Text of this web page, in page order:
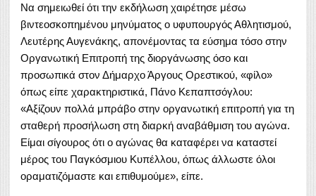
Να σημειωθεί ότι την εκδήλωση χαιρέτησε μέσω
βιντεοσκοπημένου μηνύματος ο υφυπουργός Αθλητισμού,
Λευτέρης Αυγενάκης, απονέμοντας τα εύσημα τόσο στην
Οργανωτική Επιτροπή της διοργάνωσης όσο και
προσωπικά στον Δήμαρχο Άργους Ορεστικού, «φίλο»
όπως είπε χαρακτηριστικά, Πάνο Κεπαπτσόγλου:
«Αξίζουν πολλά μπράβο στην οργανωτική επιτροπή για τη
σταθερή προσήλωση στη διαρκή αναβάθμιση του αγώνα.
Είμαι σίγουρος ότι ο αγώνας θα καταφέρει να καταστεί
μέρος του Παγκόσμιου Κυπέλλου, όπως άλλωστε όλοι
οραματιζόμαστε και επιθυμούμε», είπε.